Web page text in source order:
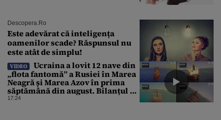
Descopera.ro
Este adevărat că inteligența
oamenilor scade? Răspunsul nu
este atât de simplu!
VIDEO
Ucraina a lovit 12 nave din
„flota fantomă” a Rusiei în Marea
Neagră și Marea Azov în prima
săptămână din august. Bilanțul a
ajuns la 218
17:24